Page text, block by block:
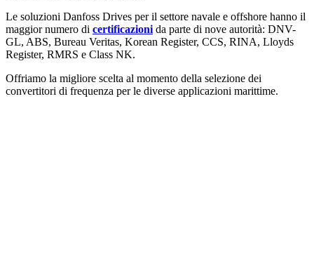
Le soluzioni Danfoss Drives per il settore navale e offshore hanno il
maggior numero di certificazioni da parte di nove autorità: DNV-
GL, ABS, Bureau Veritas, Korean Register, CCS, RINA, Lloyds
Register, RMRS e Class NK.
Offriamo la migliore scelta al momento della selezione dei
convertitori di frequenza per le diverse applicazioni marittime.